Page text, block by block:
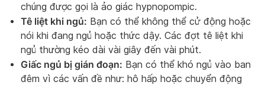
chúng được gọi là ảo giác hypnopompic.
Tê liệt khi ngủ: Bạn có thể không thể cử động hoặc
nói khi đang ngủ hoặc thức dậy. Các đợt tê liệt khi
ngủ thường kéo dài vài giây đến vài phút.
Giấc ngủ bị gián đoạn: Bạn có thể khó ngủ vào ban
đêm vì các vấn đề như: hô hấp hoặc chuyển động